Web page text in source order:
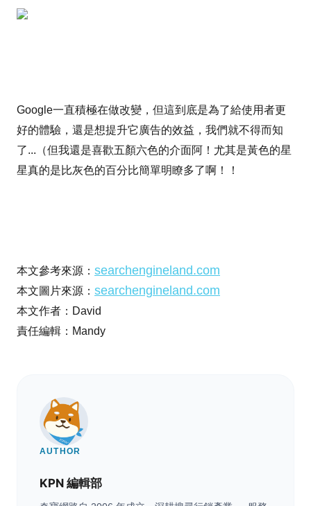
Google一直積極在做改變，但這到底是為了給使用者更
好的體驗，還是想提升它廣告的效益，我們就不得而知
了...（但我還是喜歡五顏六色的介面阿！尤其是黃色的星
星真的是比灰色的百分比簡單明瞭多了啊！！
本文參考來源： searchengineland.com
本文圖片來源： searchengineland.com
本文作者：David
責任編輯：Mandy
AUTHOR
KPN 編輯部